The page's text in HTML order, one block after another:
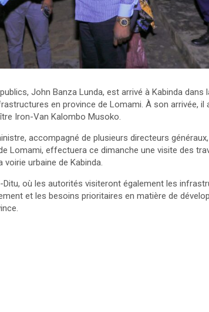
John Banza Lunda, est arrivé à Kabinda dans
en province de Lomami. À son arrivée, il
Iron-Van Kalombo Musoko.
accompagné de plusieurs directeurs
Lomami, effectuera ce dimanche une visite des
voirie urbaine de Kabinda.
où les autorités visiteront également les
et les besoins prioritaires en matière de